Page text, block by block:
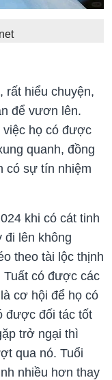
rất hiểu chuyện,
để vươn lên.
họ có được
quanh, đồng
có sự tín nhiệm
khi có cát tinh
đi lên không
theo tài lộc thịnh
có được các
cơ hội để họ có
được đối tác tốt
trở ngại thì
qua nó. Tuổi
nhiều hơn thay